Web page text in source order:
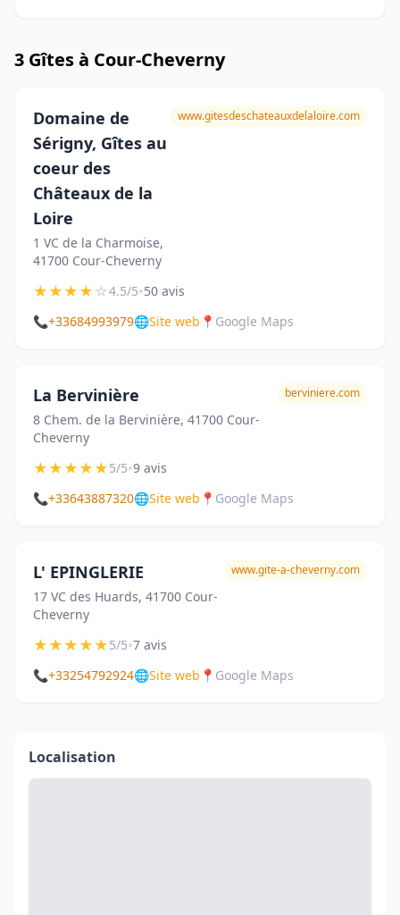
3 Gîtes à Cour-Cheverny
Domaine de
Sérigny, Gîtes au
coeur des
Châteaux de la
Loire
1 VC de la Charmoise,
41700 Cour-Cheverny
www.gitesdeschateauxdelaloire.com
★★★★☆4.5/5•50 avis
📞+33684993979🌐Site web 📍 Google Maps
La Bervinière
8 Chem. de la Bervinière, 41700 Cour-
Cheverny
berviniere.com
★★★★★5/5•9 avis
📞+33643887320🌐Site web 📍 Google Maps
L' EPINGLERIE
17 VC des Huards, 41700 Cour-
Cheverny
www.gite-a-cheverny.com
★★★★★5/5•7 avis
📞+33254792924🌐Site web 📍 Google Maps
Localisation